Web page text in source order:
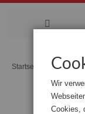
Startseite Ein
Wir
Cookies,